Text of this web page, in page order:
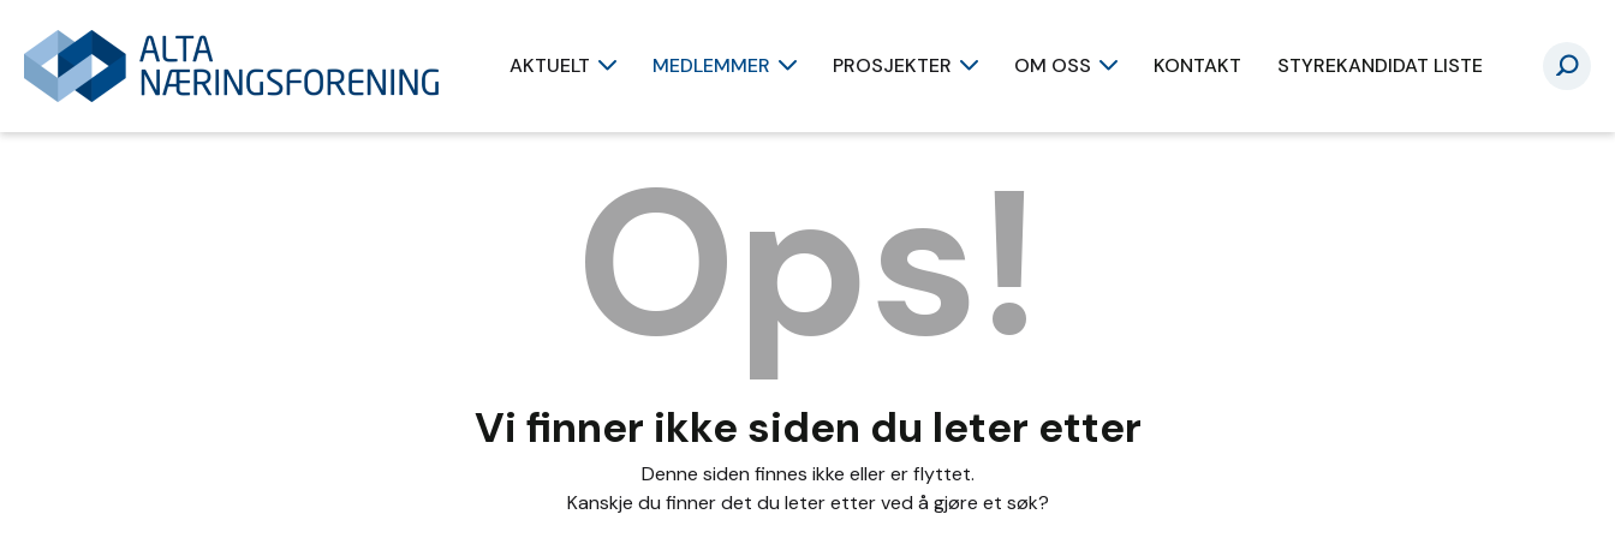
AKTUELT MEDLEMMER PROSJEKTER OM OSS KONTAKT STYREKANDIDAT LISTE
Ops!
Vi finner ikke siden du leter etter
Denne siden finnes ikke eller er flyttet.
Kanskje du finner det du leter etter ved å gjøre et søk?